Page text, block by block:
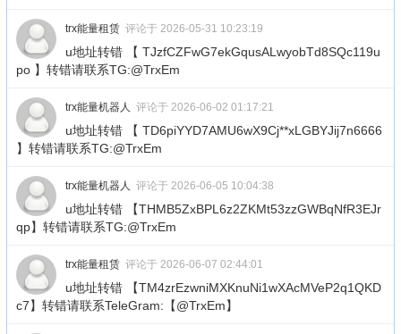
trx能量租赁 评论于 2026-05-31 10:23:19
u地址转错 【 TJzfCZFwG7ekGqusALwyobTd8SQc119u
po 】转错请联系TG:@TrxEm
trx能量机器人 评论于 2026-06-02 01:17:21
u地址转错 【 TD6piYYD7AMU6wX9Cj**xLGBYJij7n6666
】转错请联系TG:@TrxEm
trx能量机器人 评论于 2026-06-05 10:04:38
u地址转错 【THMB5ZxBPL6z2ZKMt53zzGWBqNfR3EJr
qp】转错请联系TG:@TrxEm
trx能量租赁 评论于 2026-06-07 02:44:01
u地址转错 【TM4zrEzwniMXKnuNi1wXAcMVeP2q1QKD
c7】转错请联系TeleGram:【@TrxEm】